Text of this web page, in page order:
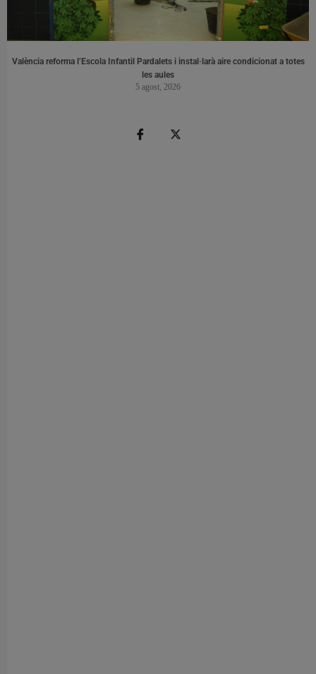
València reforma l’Escola Infantil Pardalets i instal·larà aire condicionat a totes
les aules
5 agost, 2026